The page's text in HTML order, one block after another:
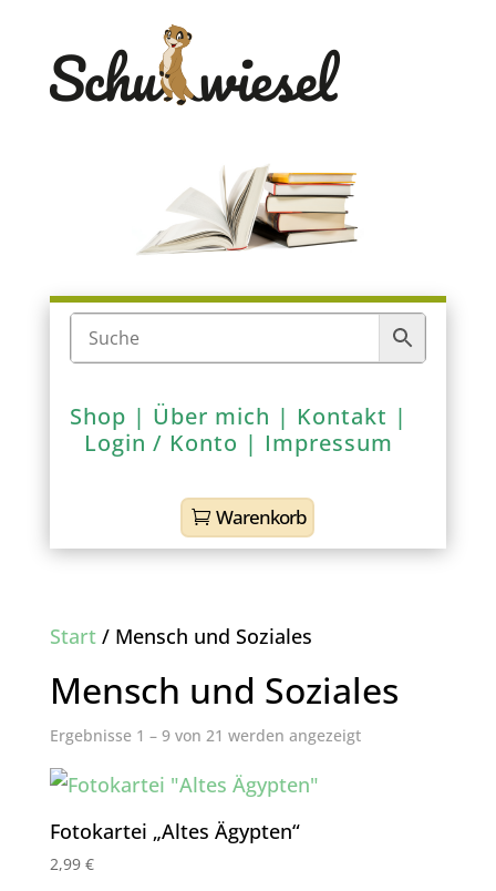
Shop | Über mich | Kontakt |
Login / Konto | Impressum
Warenkorb
Start/ Mensch und Soziales
Mensch und Soziales
Ergebnisse 1 – 9 von 21 werden angezeigtNach
Fotokartei „Altes Ägypten“
2,99 €